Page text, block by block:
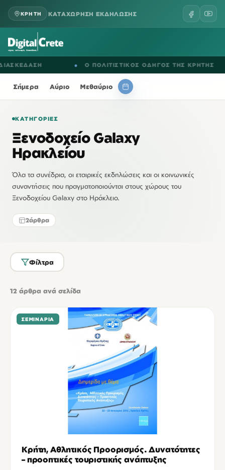
ΚΡΗΤΗ ΚΑΤΑΧΩΡΗΣΗ ΕΚΔΗΛΩΣΗΣ
Ο ΠΟΛΙΤΙΣΤΙΚΟΣ ΟΔΗΓΟΣ ΤΗΣ ΚΡΗΤΗΣ
Σήμερα Αύριο Μεθαύριο
ΚΑΤΗΓΟΡΊΕΣ
Ξενοδοχείο Galaxy
Ηρακλείου
Όλα τα συνέδρια, οι εταιρικές εκδηλώσεις και οι κοινωνικές
συναντήσεις που πραγματοποιούνται στους χώρους του
Ξενοδοχείου Galaxy στο Ηράκλειο.
2άρθρα
Φίλτρα
12 άρθρα ανά σελίδα
ΣΕΜΙΝΆΡΙΑ
Κρήτη, Αθλητικός Προορισμός. Δυνατότητες
– προοπτικές τουριστικής ανάπτυξης